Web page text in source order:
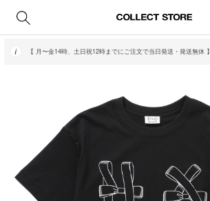
【 月〜金14時、土日祝12時までにご注文で当日発送・発送無休 】